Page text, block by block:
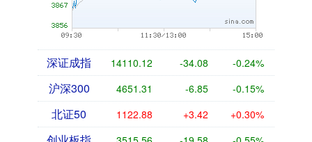
深证成指 14110.12 -34.08 -0.24%
沪深300 4651.31 -6.85 -0.15%
北证50 1122.88 +3.42 +0.30%